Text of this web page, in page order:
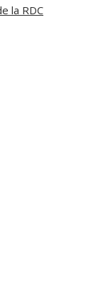
la RDC